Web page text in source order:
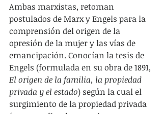
Ambas marxistas, retoman
postulados de Marx y Engels para la
comprensión del origen de la
opresión de la mujer y las vías de
emancipación. Conocían la tesis de
Engels (formulada en su obra de 1891,
El origen de la familia, la propiedad
privada y el estado) según la cual el
surgimiento de la propiedad privada